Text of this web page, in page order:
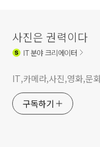
사진은 권력이다
IT분야 크리에이터
IT,카메라,사진,영화,문
구독하기